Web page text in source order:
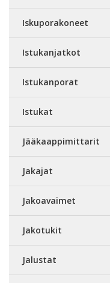
Iskuporakoneet
Istukanjatkot
Istukanporat
Istukat
Jääkaappimittarit
Jakajat
Jakoavaimet
Jakotukit
Jalustat